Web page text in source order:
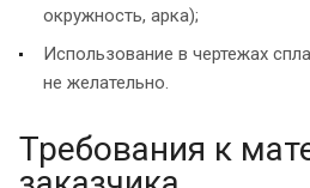
окружность, арка);
Использование в чертежах
не желательно.
Требования к